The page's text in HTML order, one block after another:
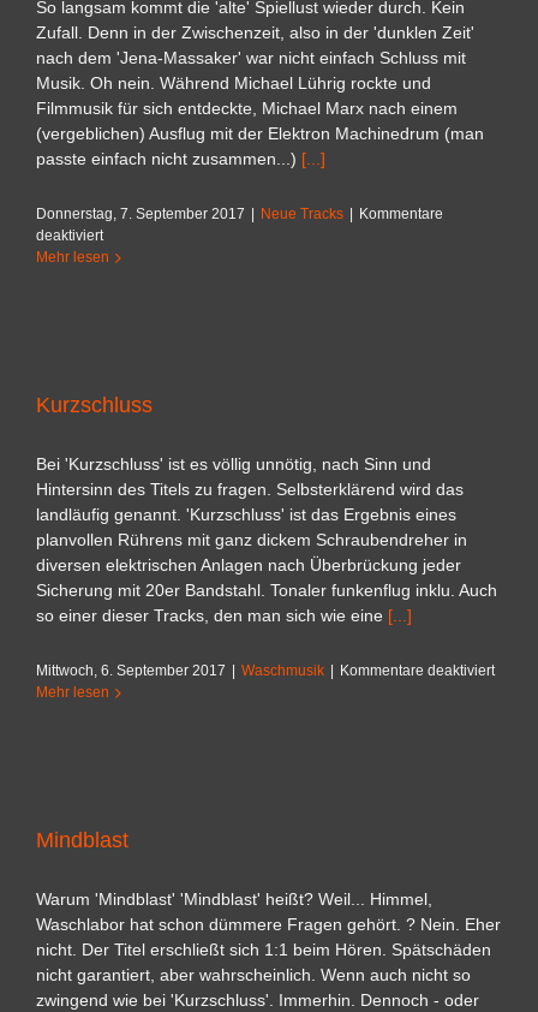
So langsam kommt die 'alte' Spiellust wieder durch. Kein
Zufall. Denn in der Zwischenzeit, also in der 'dunklen Zeit'
nach dem 'Jena-Massaker' war nicht einfach Schluss mit
Musik. Oh nein. Während Michael Lührig rockte und
Filmmusik für sich entdeckte, Michael Marx nach einem
(vergeblichen) Ausflug mit der Elektron Machinedrum (man
passte einfach nicht zusammen...) [...]
Donnerstag, 7. September 2017 | Neue Tracks | Kommentare
deaktiviertfür
Klopfsauger
Mehr lesen
Kurzschluss
Bei 'Kurzschluss' ist es völlig unnötig, nach Sinn und
Hintersinn des Titels zu fragen. Selbsterklärend wird das
landläufig genannt. 'Kurzschluss' ist das Ergebnis eines
planvollen Rührens mit ganz dickem Schraubendreher in
diversen elektrischen Anlagen nach Überbrückung jeder
Sicherung mit 20er Bandstahl. Tonaler funkenflug inklu. Auch
so einer dieser Tracks, den man sich wie eine [...]
Mittwoch, 6. September 2017 | Waschmusik | Kommentare deaktiviertfür
Mehr lesen
Mindblast
Warum 'Mindblast' 'Mindblast' heißt? Weil... Himmel,
Waschlabor hat schon dümmere Fragen gehört. ? Nein. Eher
nicht. Der Titel erschließt sich 1:1 beim Hören. Spätschäden
nicht garantiert, aber wahrscheinlich. Wenn auch nicht so
zwingend wie bei 'Kurzschluss'. Immerhin. Dennoch - oder